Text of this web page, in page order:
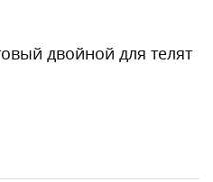
двойной для телят